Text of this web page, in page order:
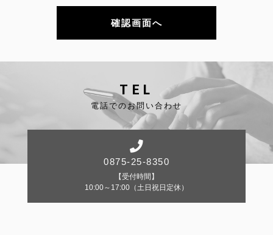
TEL
電話でのお問い合わせ
0875-25-8350
【受付時間】
10:00～17:00（土日祝日定休）